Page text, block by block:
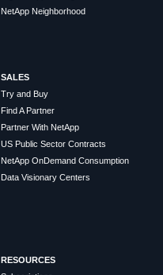
NetApp Neighborhood
SALES
Try and Buy
Find A Partner
Partner With NetApp
US Public Sector Contracts
NetApp OnDemand Consumption
Data Visionary Centers
RESOURCES